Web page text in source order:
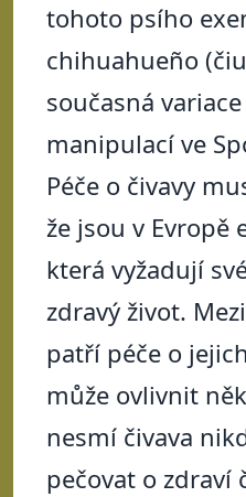
tohoto psího
chihuahueño
současná
manipulací ve
Péče o čivavy
že jsou v Evropě
která vyžadují
zdravý život.
patří péče o
může ovlivnit
nesmí čivava
pečovat o zdraví